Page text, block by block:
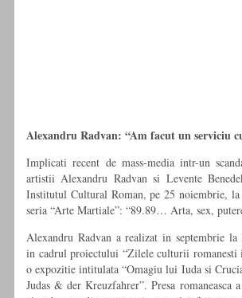
Alexandru Radvan: “Am facut un serviciu
Implicati recent de mass-media intr-un
artistii Alexandru Radvan si Levente
Institutul Cultural Roman, pe 25 noiembrie, la
seria “Arte Martiale”: “89.89… Arta, sex,
Alexandru Radvan a realizat in septembrie la
in cadrul proiectului “Zilele culturii romanesti
o expozitie intitulata “Omagiu lui Iuda si
Judas & der Kreuzfahrer”. Presa romaneasca